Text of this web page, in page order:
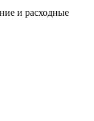
и расходные